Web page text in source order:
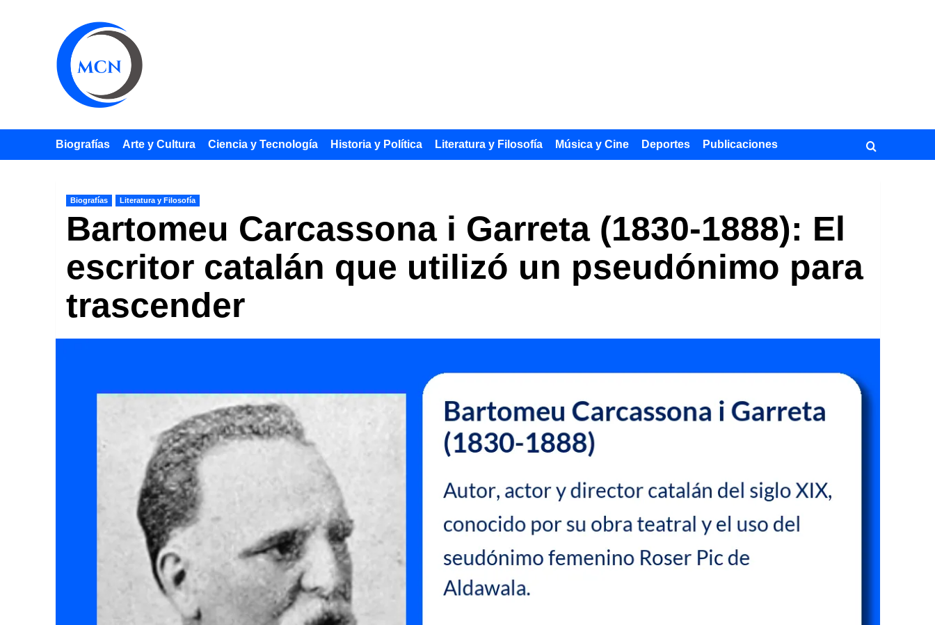
Biografías Arte y Cultura Ciencia y Tecnología Historia y Política Literatura y Filosofía Música y Cine Deportes Publicaciones
Biografías Literatura y Filosofía
Bartomeu Carcassona i Garreta (1830-1888): El
escritor catalán que utilizó un pseudónimo para
trascender